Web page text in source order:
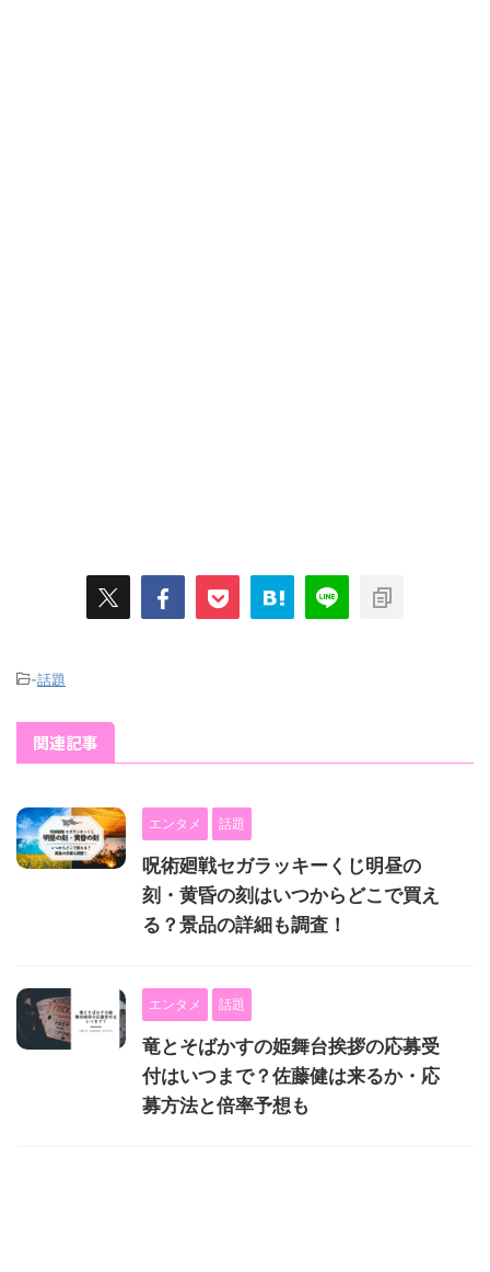
-話題
関連記事
エンタメ 話題
呪術廻戦セガラッキーくじ明昼の
刻・黄昏の刻はいつからどこで買え
る？景品の詳細も調査！
エンタメ 話題
竜とそばかすの姫舞台挨拶の応募受
付はいつまで？佐藤健は来るか・応
募方法と倍率予想も